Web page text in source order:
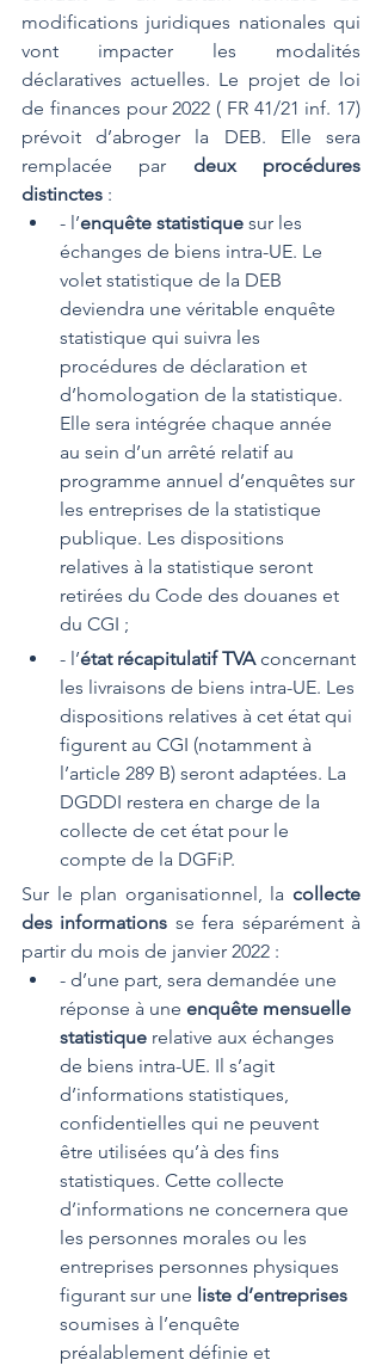
modifications juridiques nationales qui
vont impacter les modalités
déclaratives actuelles. Le projet de loi
de finances pour 2022 ( FR 41/21 inf. 17)
prévoit d’abroger la DEB. Elle sera
remplacée par deux procédures
distinctes :
- l’enquête statistique sur les
échanges de biens intra-UE. Le
volet statistique de la DEB
deviendra une véritable enquête
statistique qui suivra les
procédures de déclaration et
d’homologation de la statistique.
Elle sera intégrée chaque année
au sein d’un arrêté relatif au
programme annuel d’enquêtes sur
les entreprises de la statistique
publique. Les dispositions
relatives à la statistique seront
retirées du Code des douanes et
du CGI ;
- l’état récapitulatif TVA concernant
les livraisons de biens intra-UE. Les
dispositions relatives à cet état qui
figurent au CGI (notamment à
l’article 289 B) seront adaptées. La
DGDDI restera en charge de la
collecte de cet état pour le
compte de la DGFiP.
Sur le plan organisationnel, la collecte
des informations se fera séparément à
partir du mois de janvier 2022 :
- d’une part, sera demandée une
réponse à une enquête mensuelle
statistique relative aux échanges
de biens intra-UE. Il s’agit
d’informations statistiques,
confidentielles qui ne peuvent
être utilisées qu’à des fins
statistiques. Cette collecte
d’informations ne concernera que
les personnes morales ou les
entreprises personnes physiques
figurant sur une liste d’entreprises
soumises à l’enquête
préalablement définie et